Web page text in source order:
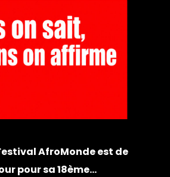
AfroMonde est de
pour sa 18ème...